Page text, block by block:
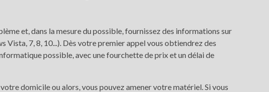
et, dans la mesure du possible, fournissez des informations sur
7, 8, 10...). Dès votre premier appel vous obtiendrez des
possible, avec une fourchette de prix et un délai de
domicile ou alors, vous pouvez amener votre matériel. Si vous